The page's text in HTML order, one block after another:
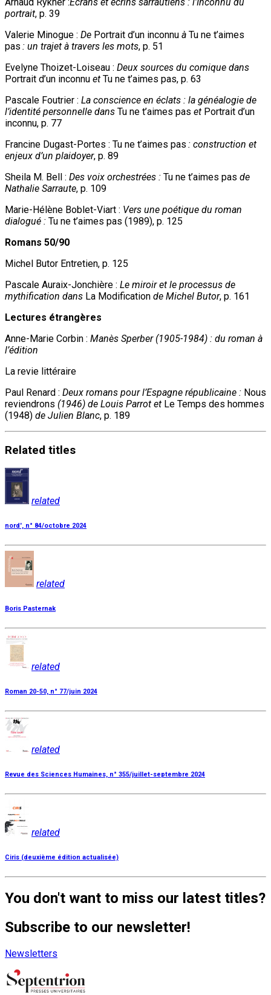
portrait, p. 39
Valerie Minogue : De Portrait d’un inconnu à Tu ne t’aimes
pas : un trajet à travers les mots, p. 51
Evelyne Thoizet-Loiseau : Deux sources du comique dans
Portrait d’un inconnu et Tu ne t’aimes pas, p. 63
Pascale Foutrier : La conscience en éclats : la généalogie de
l’identité personnelle dans Tu ne t’aimes pas et Portrait d’un
inconnu, p. 77
Francine Dugast-Portes : Tu ne t’aimes pas : construction et
enjeux d’un plaidoyer, p. 89
Sheila M. Bell : Des voix orchestrées : Tu ne t’aimes pas de
Nathalie Sarraute, p. 109
Marie-Hélène Boblet-Viart : Vers une poétique du roman
dialogué : Tu ne t’aimes pas (1989), p. 125
Romans 50/90
Michel Butor Entretien, p. 125
Pascale Auraix-Jonchière : Le miroir et le processus de
mythification dans La Modification de Michel Butor, p. 161
Lectures étrangères
Anne-Marie Corbin : Manès Sperber (1905-1984) : du roman à
l’édition
La revie littéraire
Paul Renard : Deux romans pour l’Espagne républicaine : Nous
reviendrons (1946) de Louis Parrot et Le Temps des hommes
(1948) de Julien Blanc, p. 189
Related titles
related
nord', n° 84/octobre 2024
related
Boris Pasternak
related
Roman 20-50, n° 77/juin 2024
related
Revue des Sciences Humaines, n° 355/juillet-septembre 2024
related
Ciris (deuxième édition actualisée)
You don't want to miss our latest titles?
Subscribe to our newsletter!
Newsletters